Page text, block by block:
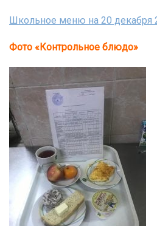
Школьное меню на 20 декабря
Фото «Контрольное блюдо»